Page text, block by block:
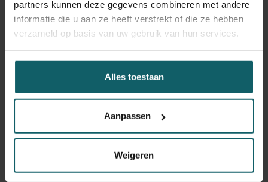
partners kunnen deze gegevens combineren met andere
informatie die u aan ze heeft verstrekt of die ze hebben
verzameld op basis van uw gebruik van hun services.
Alles toestaan
Aanpassen
Weigeren
Vander Kelen Catiane
Research Fellow
Verschaeve Stan
Scientific Fellow